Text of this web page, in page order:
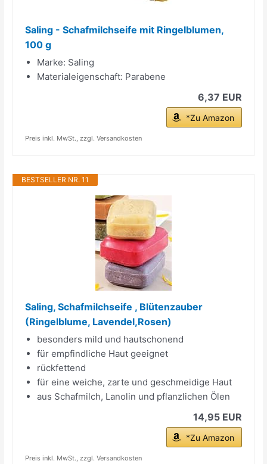
Saling - Schafmilchseife mit Ringelblumen,
100 g
Marke: Saling
Materialeigenschaft: Parabene
6,37 EUR
*Zu Amazon
Preis inkl. MwSt., zzgl. Versandkosten
BESTSELLER NR. 11
Saling, Schafmilchseife , Blütenzauber
(Ringelblume, Lavendel,Rosen)
besonders mild und hautschonend
für empfindliche Haut geeignet
rückfettend
für eine weiche, zarte und geschmeidige Haut
aus Schafmilch, Lanolin und pflanzlichen Ölen
14,95 EUR
*Zu Amazon
Preis inkl. MwSt., zzgl. Versandkosten